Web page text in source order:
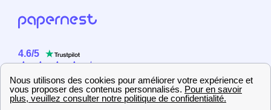
4.6/5
2358 utilisateurs